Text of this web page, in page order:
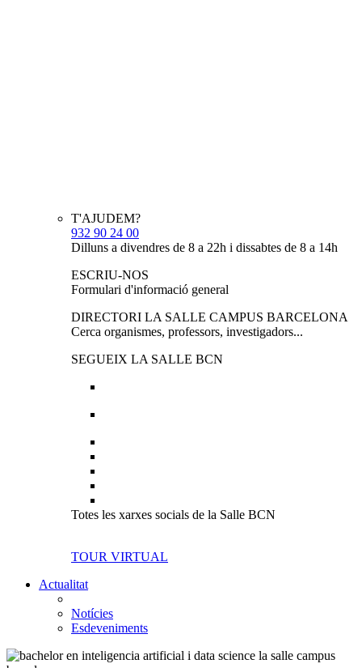
T'AJUDEM?
932 90 24 00
Dilluns a divendres de 8 a 22h i dissabtes de 8 a 14h
ESCRIU-NOS
Formulari d'informació general
DIRECTORI LA SALLE CAMPUS BARCELONA
Cerca organismes, professors, investigadors...
SEGUEIX LA SALLE BCN
Totes les xarxes socials de la Salle BCN
TOUR VIRTUAL
Actualitat
Notícies
Esdeveniments